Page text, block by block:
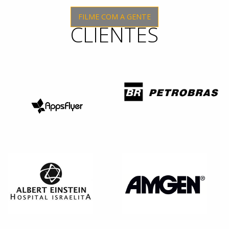
FILME COM A GENTE
CLIENTES